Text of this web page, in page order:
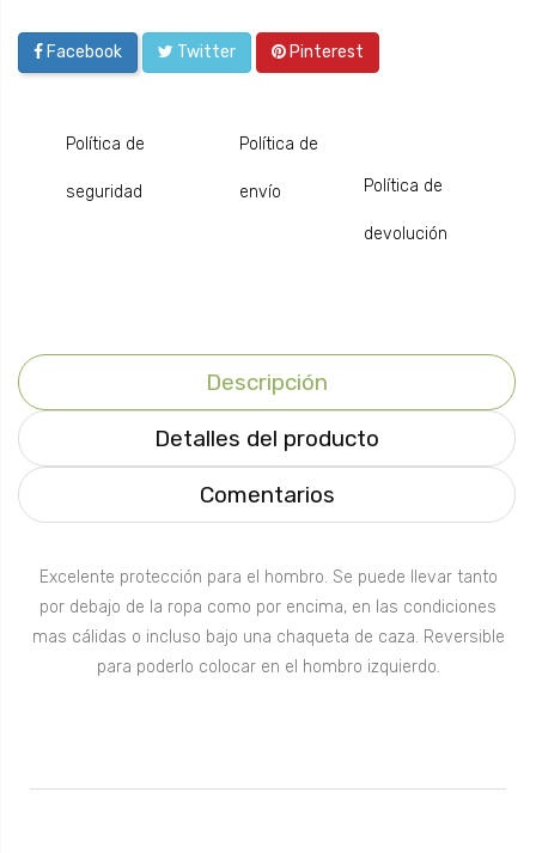
Facebook Twitter Pinterest
Política de
seguridad
Política de
envío Política de
devolución
Descripción
Detalles del producto
Comentarios
Excelente protección para el hombro. Se puede llevar tanto
por debajo de la ropa como por encima, en las condiciones
mas cálidas o incluso bajo una chaqueta de caza. Reversible
para poderlo colocar en el hombro izquierdo.